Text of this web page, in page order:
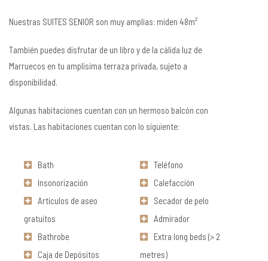
Nuestras SUITES SENIOR son muy amplias: miden 48m²
También puedes disfrutar de un libro y de la cálida luz de
Marruecos en tu amplísima terraza privada, sujeto a
disponibilidad.
Algunas habitaciones cuentan con un hermoso balcón con
vistas. Las habitaciones cuentan con lo siguiente:
Bath
Insonorización
Artículos de aseo
gratuitos
Bathrobe
Caja de Depósitos
Teléfono
Calefacción
Secador de pelo
Admirador
Extra long beds (> 2
metres)